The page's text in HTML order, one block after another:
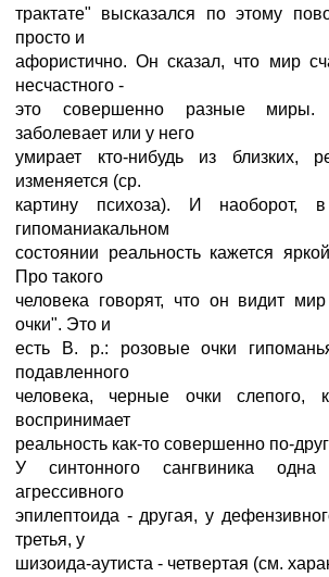
трактате" высказался по этому
просто и
афористично. Он сказал, что мир
несчастного -
это совершенно разные миры.
заболевает или у него
умирает кто-нибудь из близких,
изменяется (ср.
картину психоза). И наоборот, в
гипоманиакальном
состоянии реальность кажется
Про такого
человека говорят, что он видит
очки". Это и
есть В. р.: розовые очки
подавленного
человека, черные очки слепого,
воспринимает
реальность как-то совершенно по-
У синтонного сангвиника одна
агрессивного
эпилептоида - другая, у
третья, у
шизоида-аутиста - четвертая (см.